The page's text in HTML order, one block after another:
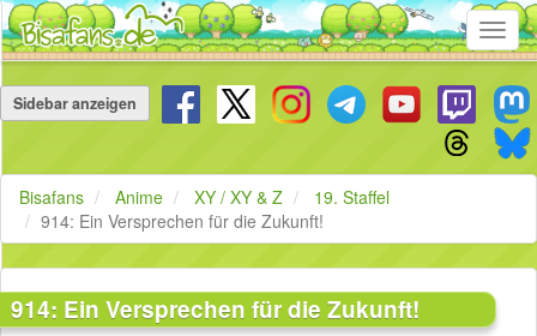
überspringen
Sidebar anzeigen
Bisafans Anime XY / XY & Z
19. Staffel
914: Ein Versprechen für die Zukunft!
914: Ein Versprechen für die Zukunft!